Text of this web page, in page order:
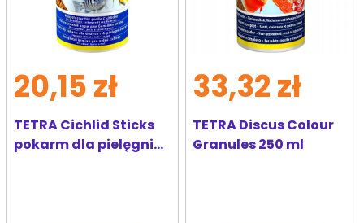
TETRA Cichlid Sticks
pokarm dla pielęgnic
20,15 zł
TETRA Discus Colour
Granules 250 ml
33,32 zł